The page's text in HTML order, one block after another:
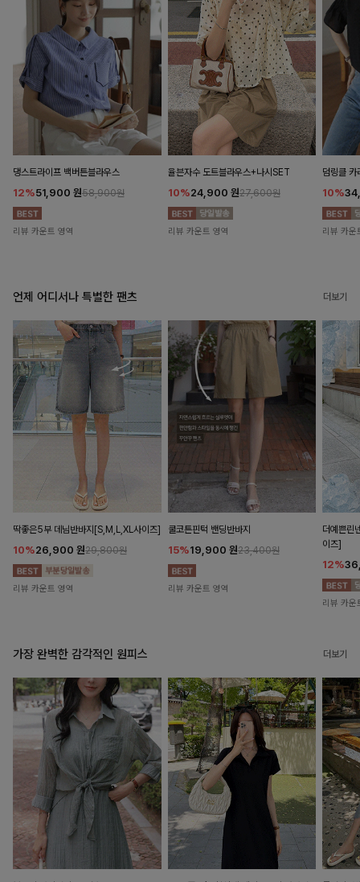
댕스트라이프 백버튼블라우스
12%51,900 원58,900원
리뷰 카운트 영역
율븐자수 도트블라우스+나시SET
10%24,900 원27,600원
리뷰 카운트 영역
덤링클 카
10%
리뷰 카운
언제 어디서나 특별한 팬츠 더보기
딱좋은5부 데님반바지[S,M,L,XL사이즈]
10%26,900 원29,800원
리뷰 카운트 영역
쿨코튼핀턱 밴딩반바지
15%19,900 원23,400원
리뷰 카운트 영역
더예쁜린
이즈]
12%
리뷰 카운
가장 완벽한 감각적인 원피스 더보기